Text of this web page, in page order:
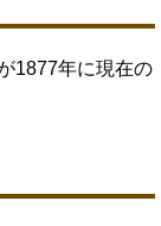
1877年に現在の